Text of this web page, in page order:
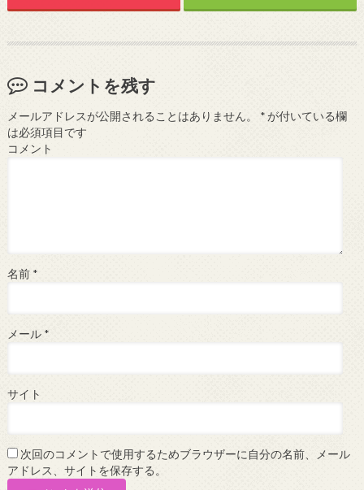
コメントを残す
メールアドレスが公開されることはありません。 *が付いている欄
は必須項目です
コメント
名前 *
メール *
サイト
次回のコメントで使用するためブラウザーに自分の名前、メール
アドレス、サイトを保存する。